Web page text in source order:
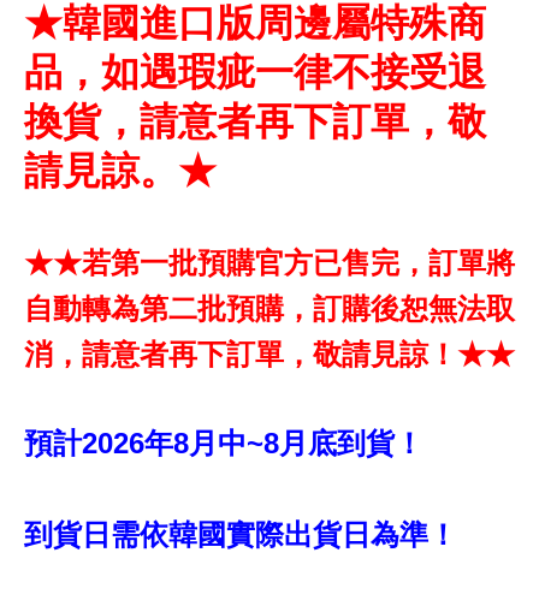
★韓國進口版周邊屬特殊商
品，如遇瑕疵一律不接受退
換貨，請意者再下訂單，敬
請見諒。★
★★若第一批預購官方已售完，訂單將
自動轉為第二批預購，訂購後恕無法取
消，請意者再下訂單，敬請見諒！★★
預計2026年8月中~8月底到貨！
到貨日需依韓國實際出貨日為準！